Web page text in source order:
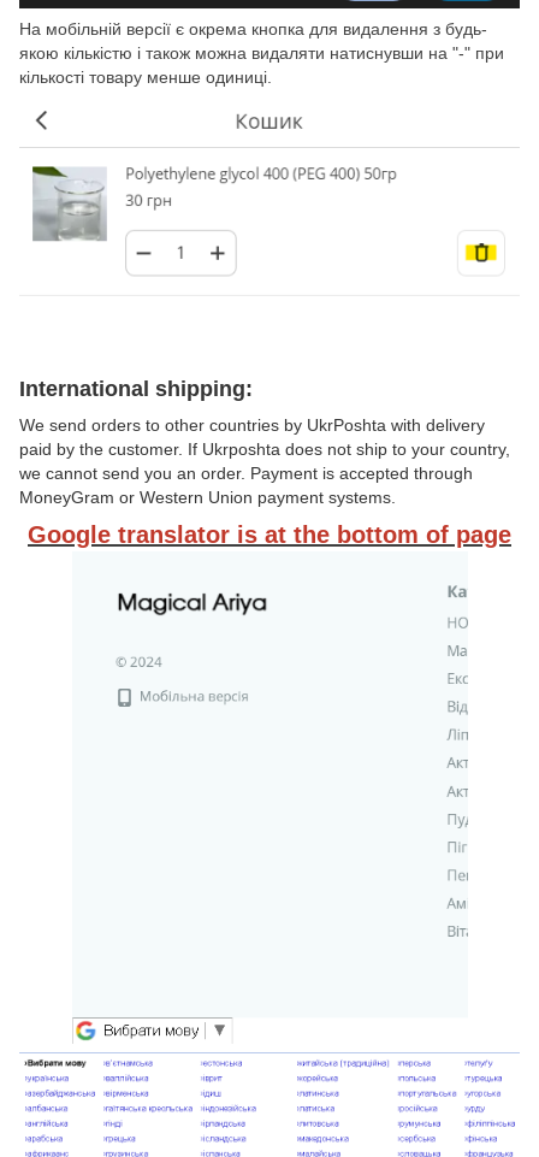
На мобільній версії є окрема кнопка для видалення з будь-
якою кількістю і також можна видаляти натиснувши на "-" при
кількості товару менше одиниці.
International shipping:
We send orders to other countries by UkrPoshta with delivery
paid by the customer. If Ukrposhta does not ship to your country,
we cannot send you an order. Payment is accepted through
MoneyGram or Western Union payment systems.
Google translator is at the bottom of page